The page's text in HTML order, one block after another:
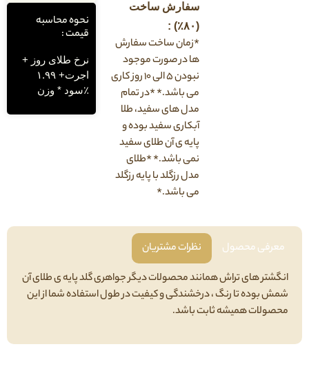
نحوه محاسبه
قیمت :
نرخ طلای روز +
اجرت+ ۱.۹۹
٪سود * وزن
سفارش ساخت
*زمان ساخت سفارش
ها در صورت موجود
نبودن ۵ الی ۱۰ روز کاری
می باشد.* *در تمام
مدل های سفید، طلا
آبکاری سفید بوده و
پایه ی آن طلای سفید
نمی باشد.* *طلای
مدل رزگلد با پایه رزگلد
می باشد.*
محصول
نظرات مشتریان
های تراش همانند محصولات دیگر جواهری گلد پایه ی طلای آن
تا رنگ ، درخشندگی و کیفیت در طول استفاده شما از این
همیشه ثابت باشد.